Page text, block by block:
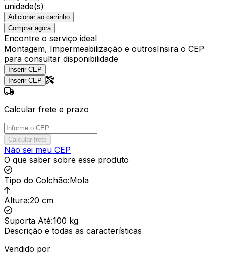
unidade(s)
Adicionar ao carrinho
Comprar agora
Encontre o serviço ideal
Montagem, Impermeabilização e outrosInsira o CEP
para consultar disponibilidade
Inserir CEP
Inserir CEP
Calcular frete e prazo
Calcular frete
Não sei meu CEP
O que saber sobre esse produto
Tipo do Colchão:Mola
Altura:20 cm
Suporta Até:100 kg
Descrição e todas as características
Vendido por